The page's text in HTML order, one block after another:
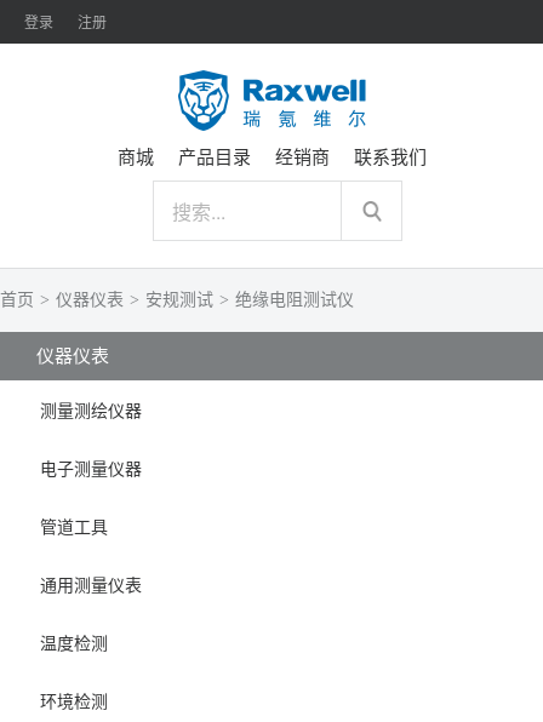
登录 注册
商城 产品目录 经销商 联系我们
首页 > 仪器仪表 > 安规测试 > 绝缘电阻测试仪
仪器仪表
测量测绘仪器
电子测量仪器
管道工具
通用测量仪表
温度检测
环境检测